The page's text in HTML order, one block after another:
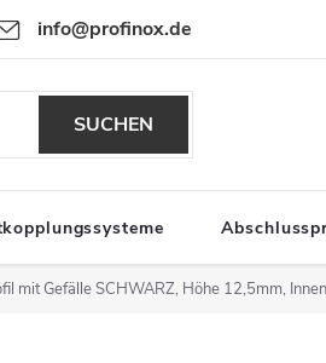
info@profinox.de
SUCHEN
mit Gefälle SCHWARZ, Höhe 12,5mm,